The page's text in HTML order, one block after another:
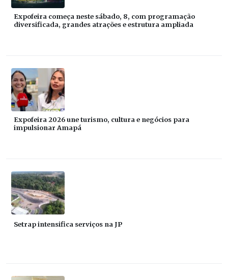
Expofeira começa neste sábado, 8, com programação
diversificada, grandes atrações e estrutura ampliada
Expofeira 2026 une turismo, cultura e negócios para
impulsionar Amapá
Setrap intensifica serviços na JP